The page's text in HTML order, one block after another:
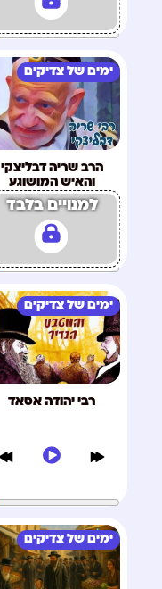
ימים של צדיקים
הרב שריה דבליצקי
והאיש המושוגע
למנויים בלבד
ימים של צדיקים
רבי יהודה אסאד
ימים של צדיקים